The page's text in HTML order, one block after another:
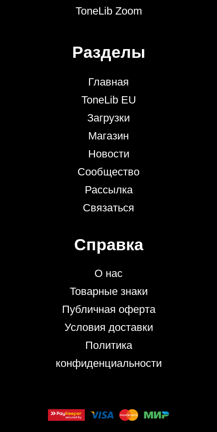
ToneLib Zoom
Разделы
Главная
ToneLib EU
Загрузки
Магазин
Новости
Сообщество
Рассылка
Связаться
Справка
О нас
Товарные знаки
Публичная оферта
Условия доставки
Политика
конфиденциальности